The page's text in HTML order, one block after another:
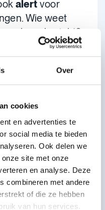
Over
cookies
en advertenties te
social media te bieden
Ook delen we
site met onze
en analyse. Deze
combineren met andere
of die ze hebben
van hun services.
alert voor
Wie weet
wel een bericht?
blauw
blauw licht op
zorgt dat we
het er echter
kleur van het
is die ons